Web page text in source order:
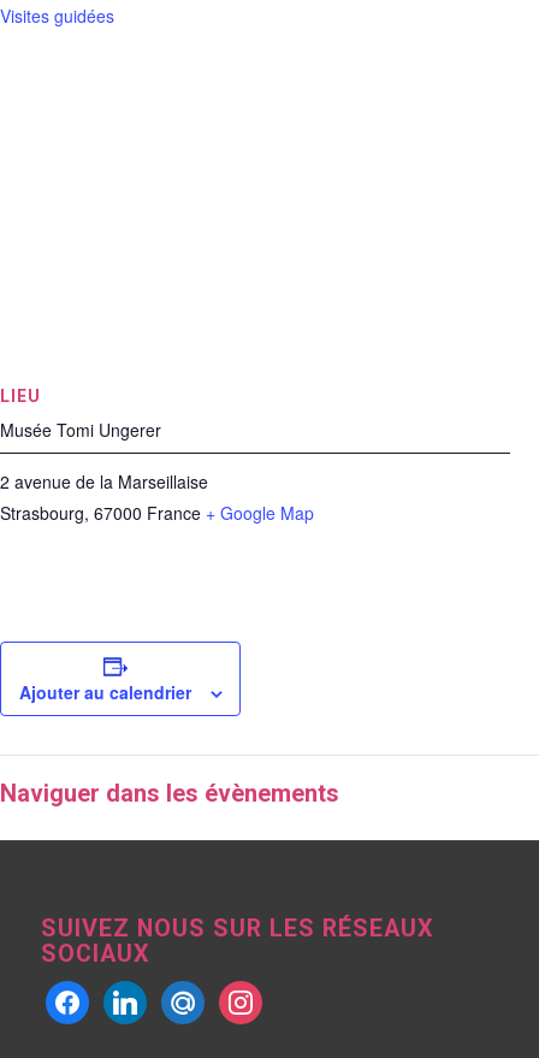
Visites guidées
LIEU
Musée Tomi Ungerer
2 avenue de la Marseillaise
Strasbourg, 67000 France + Google Map
Ajouter au calendrier
Naviguer dans les évènements
SUIVEZ NOUS SUR LES RÉSEAUX
SOCIAUX
facebooklinkedin mailru instagram